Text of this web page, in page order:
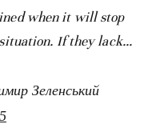
when it will stop
If they lack…
Зеленський